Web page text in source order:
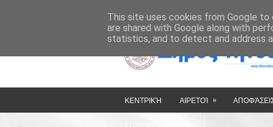
HOME ΔΉΜΟΣ ΤΉΝΟΥ » »
ΚΕΝΤΡΙΚΉ ΑΙΡΕΤΟΊ »
This site uses cookies from Google to
are shared with Google along with
statistics, and to detect and address